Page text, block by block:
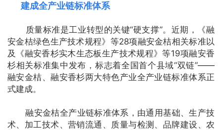
建成全产业链标准体系
质量标准是工业转型的关键“硬支撑”。近期，《融
安金桔绿色生产技术规程》等28项融安金桔相关标准以
及《融安香杉实木生态板生产技术规程》等19项融安香
杉相关标准集中发布，标志着全国首个县域“双链”——
融安金桔、融安香杉两大特色产业全产业链标准体系正
式建成。
融安金桔全产业链标准体系，由通用基础、生产技
术、加工技术、营销流通、质量与检测、品牌建设、农